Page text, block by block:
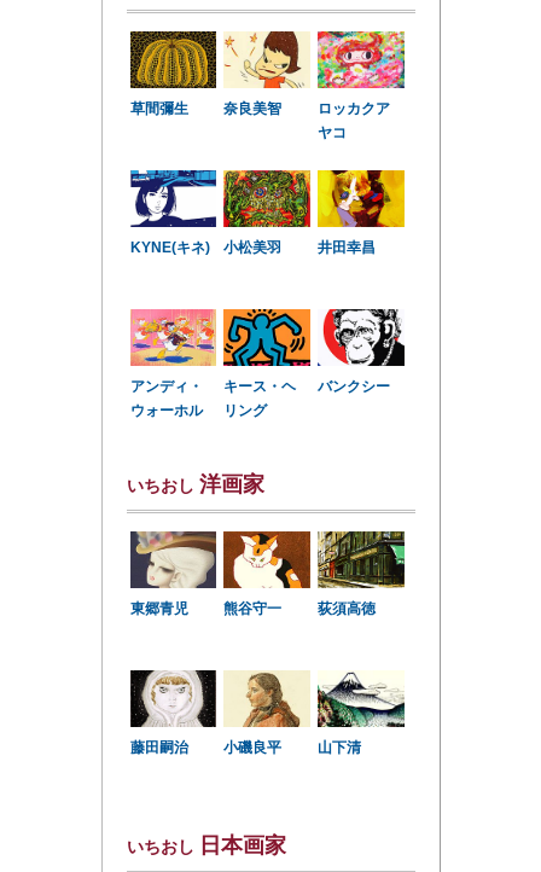
草間彌生 奈良美智
ロッカクア
ヤコ
KYNE(キネ) 小松美羽 井田幸昌
アンディ・
ウォーホル
キース・ヘ
リング
バンクシー
いちおし 洋画家
東郷青児 熊谷守一 荻須高徳
藤田嗣治 小磯良平 山下清
いちおし 日本画家